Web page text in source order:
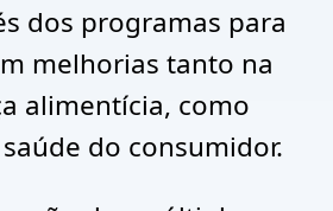
dos programas para
melhorias tanto na
alimentícia, como
do consumidor.